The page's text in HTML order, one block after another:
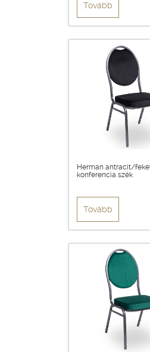
Tovább
Herman antracit/
konferencia szék
Tovább